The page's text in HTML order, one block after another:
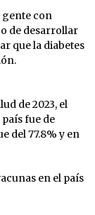
gente con
de desarrollar
que la diabetes
de 2023, el
fue de
del 77.8% y en
en el país